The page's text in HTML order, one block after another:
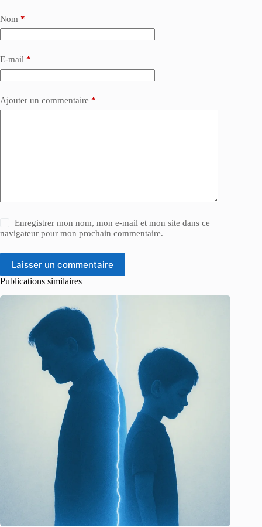
Nom *
E-mail *
Ajouter un commentaire *
Enregistrer mon nom, mon e-mail et mon site dans ce
navigateur pour mon prochain commentaire.
Laisser un commentaire
Publications similaires